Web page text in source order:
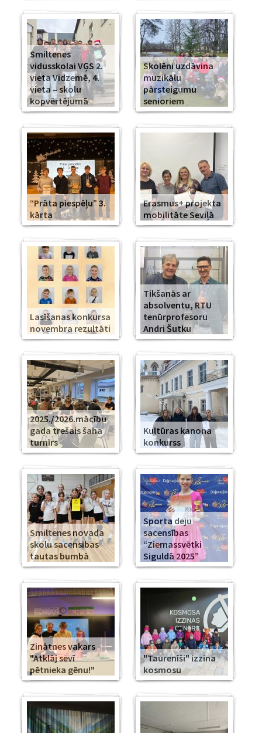
Smiltenes
vidusskolai VĢS 2.
vieta Vidzemē, 4.
vieta – skolu
kopvērtējumā
Skolēni uzdāvina
muzikālu
pārsteigumu
senioriem
“Prāta piespēļu” 3.
kārta
Erasmus+ projekta
mobilitāte Seviļā
Lasīšanas konkursa
novembra rezultāti
Tikšanās ar
absolventu, RTU
tenūrprofesoru
Andri Šutku
2025./2026.mācību
gada trešais šaha
turnīrs
Kultūras kanona
konkurss
Smiltenes novada
skolu sacensības
tautas bumbā
Sporta deju
sacensības
“Ziemassvētki
Siguldā 2025”
Zinātnes vakars
"Atklāj sevī
pētnieka gēnu!"
"Taurenīši" izzina
kosmosu